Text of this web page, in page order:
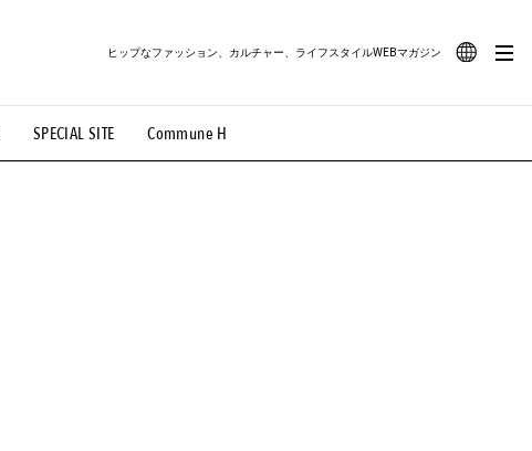
SPECIAL SITE Commune H
ヒップなファッション、カルチャー、ライフスタイルWEBマガジン
#路地裏てぃーん。 #MONTHLY JOURNAL
#MOVIE #LIFESTYLE #SNEAKER #OUTDOOR